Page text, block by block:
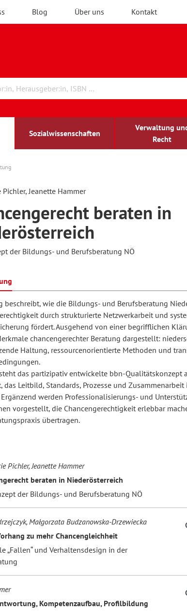
Blog Über uns Kontakt
Sozialwissenschaften
Verwaltung
Recht
Bildung
Erwachsenenbildung
Bildung
Schule und Unterricht
und Wissenschaft
Arbeit
und
sehbehindert
forum
Erwachsenenbildung
für
Pichler, Jeanette Hammer
beraten in
der Bildungs- und Berufsberatung NÖ
beschreibt, wie die Bildungs- und Berufsberatung
durch strukturierte Netzwerkarbeit und
fördert. Ausgehend von einer begrifflichen
chancengerechter Beratung dargestellt:
Haltung, ressourcenorientierte Methoden und
das partizipativ entwickelte bbn-Qualitätskonzept
das Leitbild, Standards, Prozesse und
werden Professionalisierungs- und
vorgestellt, die Chancengerechtigkeit erlebbar
übertragen.
Pichler, Jeanette Hammer
beraten in Niederösterreich
der Bildungs- und Berufsberatung NÖ
Małgorzata Budzanowska-Drzewiecka
zu mehr Chancengleichheit
„Fallen“ und Verhaltensdesign in der
Kompetenzaufbau, Profilbildung